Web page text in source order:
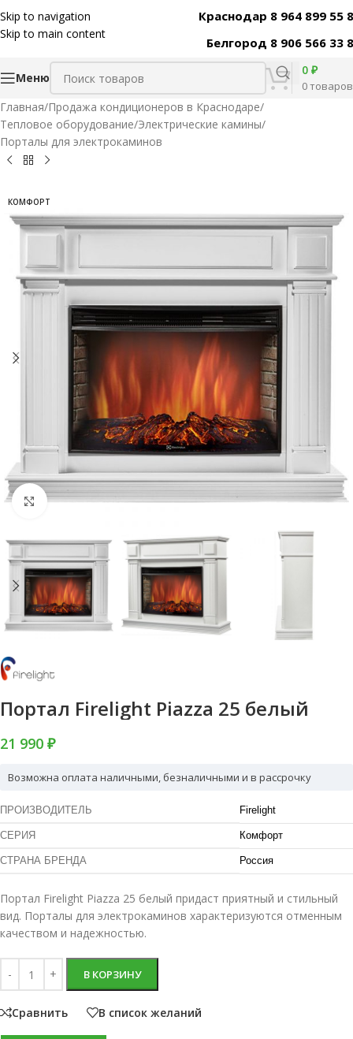
Skip to navigation
Skip to main content
Краснодар 8 964 899 55
Белгород 8 906 566 33
Меню
0товаров
0 ₽
Главная/Продажа кондиционеров в Краснодаре/
Тепловое оборудование/Электрические камины/
Порталы для электрокаминов
Код товара:31507
КОМФОРТ
Нажмите, чтобы увеличить
Портал Firelight Piazza 25 белый
21 990 ₽
Возможна оплата наличными, безналичными и в рассрочку
ПРОИЗВОДИТЕЛЬ Firelight
СЕРИЯ Комфорт
СТРАНА БРЕНДА Россия
Портал Firelight Piazza 25 белый придаст приятный и стильный
вид. Порталы для электрокаминов характеризуются отменным
качеством и надежностью.
В КОРЗИНУ
Сравнить В список желаний